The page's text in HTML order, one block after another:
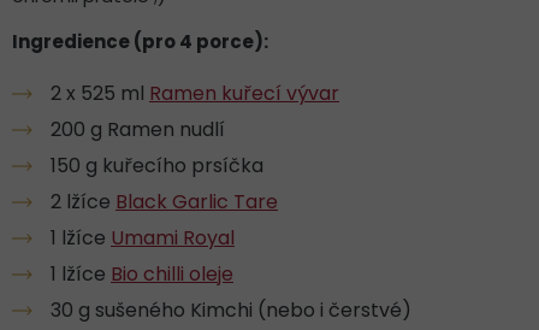
Ingredience (pro 4 porce):
2 x 525 ml Ramen kuřecí vývar
200 g Ramen nudlí
150 g kuřecího prsíčka
2 lžíce Black Garlic Tare
1 lžíce Umami Royal
1 lžíce Bio chilli oleje
30 g sušeného Kimchi (nebo i čerstvé)